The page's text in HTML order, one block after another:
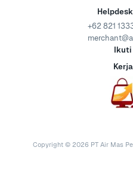
+62 821
Copyright © 2026 PT Air Mas